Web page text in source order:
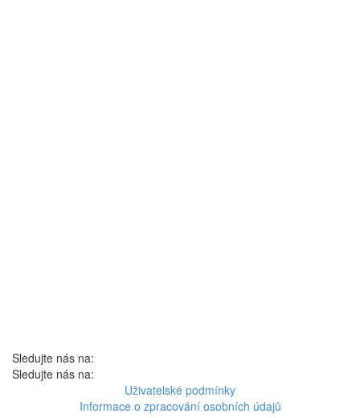
Sledujte nás na:
Sledujte nás na:
Uživatelské podmínky
Informace o zpracování osobních údajů